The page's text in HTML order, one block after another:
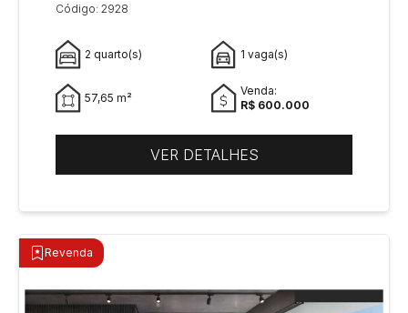
Código: 2928
2 quarto(s) 1 vaga(s)
57,65 m²
Venda:
R$ 600.000
VER DETALHES
Revenda